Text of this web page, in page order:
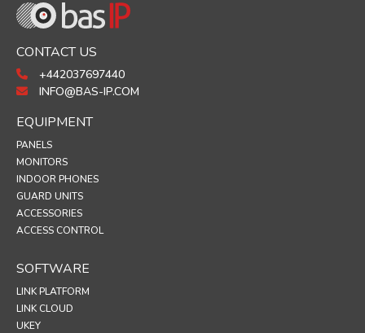
CONTACT US
+442037697440
INFO@BAS-IP.COM
EQUIPMENT
PANELS
MONITORS
INDOOR PHONES
GUARD UNITS
ACCESSORIES
ACCESS CONTROL
SOFTWARE
LINK PLATFORM
LINK CLOUD
UKEY